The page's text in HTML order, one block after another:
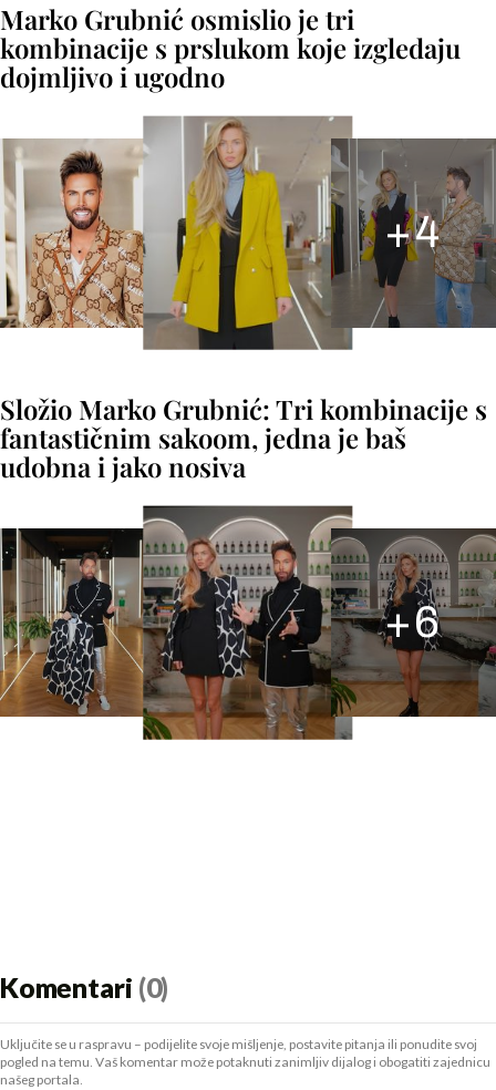
Marko Grubnić osmislio je tri
kombinacije s prslukom koje izgledaju
dojmljivo i ugodno
+4
Složio Marko Grubnić: Tri kombinacije s
fantastičnim sakoom, jedna je baš
udobna i jako nosiva
+6
Komentari (0)
Uključite se u raspravu – podijelite svoje mišljenje, postavite pitanja ili ponudite svoj
pogled na temu. Vaš komentar može potaknuti zanimljiv dijalog i obogatiti zajednicu
našeg portala.